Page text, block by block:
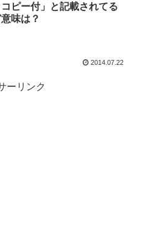
ピー付」と記載されてる
味は？
2014.07.22
ーリンク